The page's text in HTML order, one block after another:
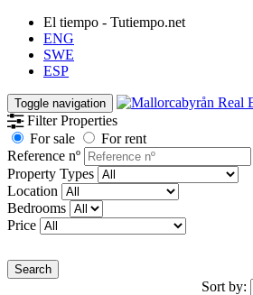
El tiempo - Tutiempo.net
ENG
SWE
ESP
Toggle navigation
Filter Properties
For sale
For rent
Reference nº
Property Types
Location
Bedrooms
Price
Search
Sort by: